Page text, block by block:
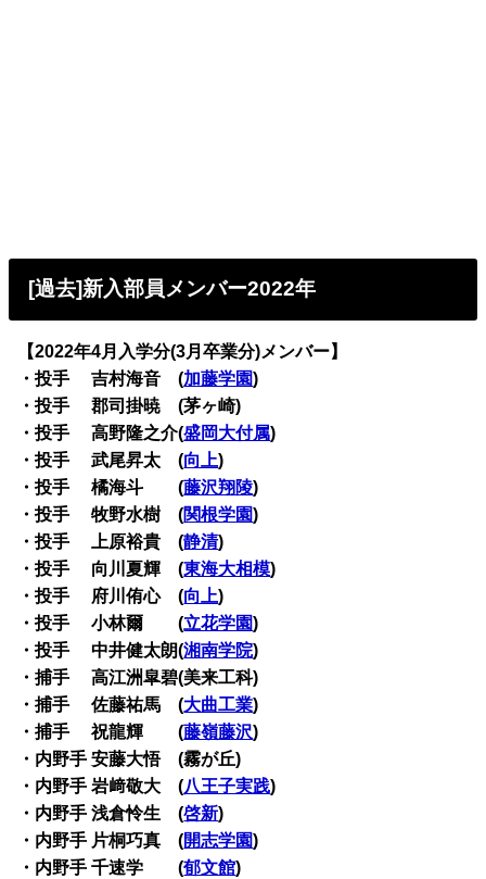
[過去]新入部員メンバー2022年
【2022年4月入学分(3月卒業分)メンバー】
・投手 吉村海音 (加藤学園)
・投手 郡司掛暁 (茅ヶ崎)
・投手 高野隆之介(盛岡大付属)
・投手 武尾昇太 (向上)
・投手 橘海斗 (藤沢翔陵)
・投手 牧野水樹 (関根学園)
・投手 上原裕貴 (静清)
・投手 向川夏輝 (東海大相模)
・投手 府川侑心 (向上)
・投手 小林爾 (立花学園)
・投手 中井健太朗(湘南学院)
・捕手 高江洲皐碧(美来工科)
・捕手 佐藤祐馬 (大曲工業)
・捕手 祝龍輝 (藤嶺藤沢)
・内野手 安藤大悟 (霧が丘)
・内野手 岩﨑敬大 (八王子実践)
・内野手 浅倉怜生 (啓新)
・内野手 片桐巧真 (開志学園)
・内野手 千速学 (郁文館)